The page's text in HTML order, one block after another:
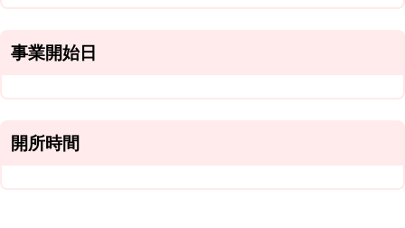
事業開始日
開所時間